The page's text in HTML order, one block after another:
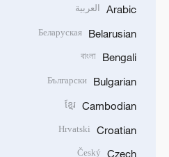
Arabic العربية
Belarusian
Беларуская
Bengali
বাংলা
Bulgarian
Български
Cambodian
ខ្មែរ
Croatian
Hrvatski
Czech
Český